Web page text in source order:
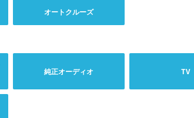
オートクルーズ
純正オーディオ TV